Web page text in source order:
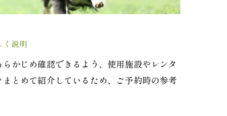
く説明
かじめ確認できるよう、使用施設やレンタ
とめて紹介しているため、ご予約時の参考